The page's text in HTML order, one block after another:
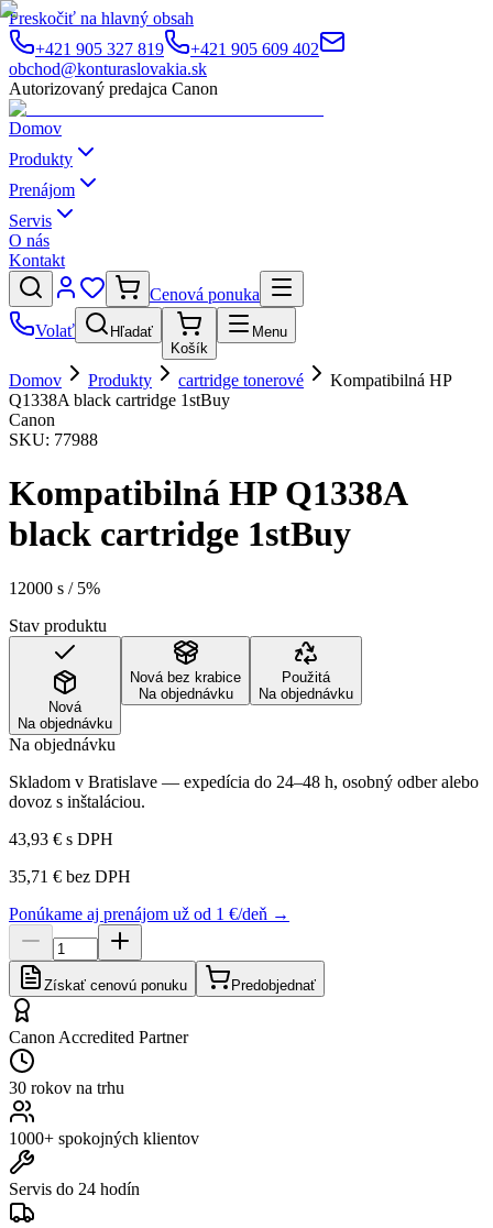
Preskočiť na hlavný obsah
+421 905 327 819
+421 905 609 402
obchod@konturaslovakia.sk
Autorizovaný predajca Canon
Domov
Produkty
Prenájom
Servis
O nás
Kontakt
Cenová ponuka
Volať
Hľadať
Košík
Menu
Domov Produkty cartridge tonerové
Kompatibilná HP
Q1338A black cartridge 1stBuy
Canon
SKU: 77988
Kompatibilná HP Q1338A
black cartridge 1stBuy
12000 s / 5%
Stav produktu
Nová
Na objednávku
Nová bez krabice
Na objednávku
Použitá
Na objednávku
Na objednávku
Skladom v Bratislave — expedícia do 24–48 h, osobný odber alebo
dovoz s inštaláciou.
43,93 € s DPH
35,71 € bez DPH
Ponúkame aj prenájom už od 1 €/deň →
Získať cenovú ponuku Predobjednať
Canon Accredited Partner
30 rokov na trhu
1000+ spokojných klientov
Servis do 24 hodín